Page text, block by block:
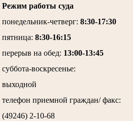
Режим работы суда
понедельник-четверг: 8:30-17:30
пятница: 8:30-16:15
перерыв на обед: 13:00-13:45
суббота-воскресенье:
выходной
телефон приемной граждан/ факс:
(49246) 2-10-68